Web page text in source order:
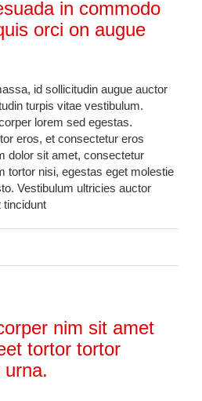
in commodo
orci on augue
id sollicitudin augue auctor
turpis vitae vestibulum.
lorem sed egestas.
eros, et consectetur eros
dolor sit amet, consectetur
tortor nisi, egestas eget molestie
Vestibulum ultricies auctor
tincidunt
nim sit amet
tortor tortor